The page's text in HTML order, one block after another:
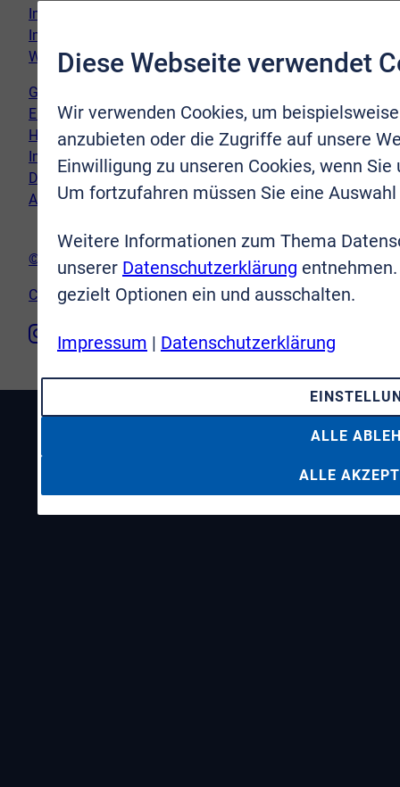
Immobilie verkaufen
Immobilie kaufen
Wir vor Ort
Genderhinweis
Erklärung zur Barrierefreiheit
Hinweispflicht Newsletter
Impressum
Datenschutz
AGB
© VR-Immobilien Bonn Rhein-Sieg GmbH
Cookie-Einstellungen
Diese Webseite verwendet
Wir verwenden Cookies, um
anzubieten oder die Zugriffe auf unsere
Einwilligung zu unseren Cookies, wenn
Um fortzufahren müssen Sie eine
Weitere Informationen zum Thema
unserer Datenschutzerklärung
gezielt Optionen ein und ausschalten.
Impressum | Datenschutzerklärung
ALLE
ALLE